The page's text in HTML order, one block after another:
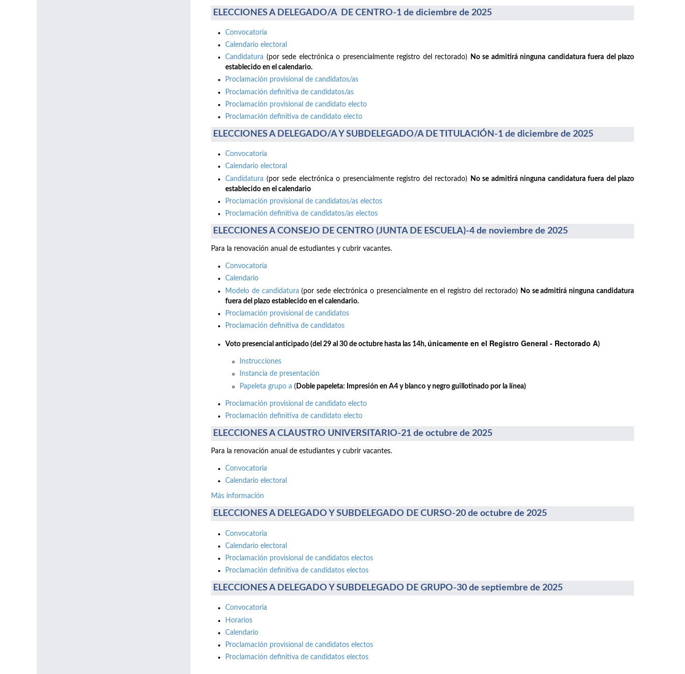
ELECCIONES A DELEGADO/A DE CENTRO-1 de diciembre de 2025
Convocatoria
Calendario electoral
Candidatura (por sede electrónica o presencialmente registro del rectorado)
No se admitirá ninguna candidatura fuera del plazo
establecido en el calendario.
Proclamación provisional de candidatos/as
Proclamación definitiva de candidatos/as
Proclamación provisional de candidato electo
Proclamación definitiva de candidato electo
ELECCIONES A DELEGADO/A Y SUBDELEGADO/A DE TITULACIÓN-1 de diciembre de 2025
Convocatoria
Calendario electoral
Candidatura (por sede electrónica o presencialmente registro del rectorado)
No se admitirá ninguna candidatura fuera del plazo
establecido en el calendario
Proclamación provisional de candidatos/as electos
Proclamación definitiva de candidatos/as electos
ELECCIONES A CONSEJO DE CENTRO (JUNTA DE ESCUELA)-4 de noviembre de 2025
Para la renovación anual de estudiantes y cubrir vacantes.
Convocatoria
Calendario
Modelo de candidatura (por sede electrónica o presencialmente en el registro del rectorado) No se admitirá ninguna candidatura
fuera del plazo establecido en el calendario.
Proclamación provisional de candidatos
Proclamación definitiva de candidatos
Voto presencial anticipado (del 29 al 30 de octubre hasta las 14h, únicamente en el Registro General - Rectorado A)
Instrucciones
Instancia de presentación
Papeleta grupo a ( Doble papeleta: Impresión en A4 y blanco y negro guillotinado por la línea)
Proclamación provisional de candidato electo
Proclamación definitiva de candidato electo
ELECCIONES A CLAUSTRO UNIVERSITARIO-21 de octubre de 2025
Para la renovación anual de estudiantes y cubrir vacantes.
Convocatoria
Calendario electoral
Más información
ELECCIONES A DELEGADO Y SUBDELEGADO DE CURSO-20 de octubre de 2025
Convocatoria
Calendario electoral
Proclamación provisional de candidatos electos
Proclamación definitiva de candidatos electos
ELECCIONES A DELEGADO Y SUBDELEGADO DE GRUPO-30 de septiembre de 2025
Convocatoria
Horarios
Calendario
Proclamación provisional de candidatos electos
Proclamación definitiva de candidatos electos